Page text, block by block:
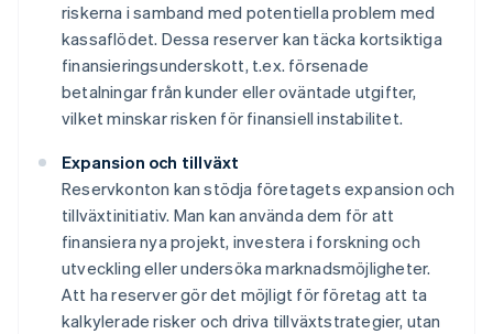
riskerna i samband med potentiella problem med
kassaflödet. Dessa reserver kan täcka kortsiktiga
finansieringsunderskott, t.ex. försenade
betalningar från kunder eller oväntade utgifter,
vilket minskar risken för finansiell instabilitet.
Expansion och tillväxt
Reservkonton kan stödja företagets expansion och
tillväxtinitiativ. Man kan använda dem för att
finansiera nya projekt, investera i forskning och
utveckling eller undersöka marknadsmöjligheter.
Att ha reserver gör det möjligt för företag att ta
kalkylerade risker och driva tillväxtstrategier, utan